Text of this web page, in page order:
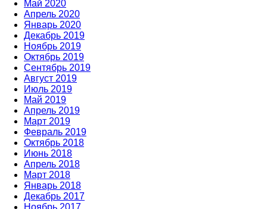
Май 2020
Апрель 2020
Январь 2020
Декабрь 2019
Ноябрь 2019
Октябрь 2019
Сентябрь 2019
Август 2019
Июль 2019
Май 2019
Апрель 2019
Март 2019
Февраль 2019
Октябрь 2018
Июнь 2018
Апрель 2018
Март 2018
Январь 2018
Декабрь 2017